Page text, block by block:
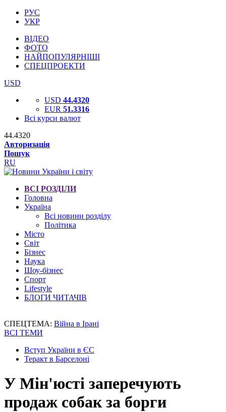
РУС
УКР
ВІДЕО
ФОТО
НАЙПОПУЛЯРНІШІ
СПЕЦПРОЕКТИ
USD
USD 44.4320
EUR 51.3316
Всі курси валют
44.4320
Авторизація
Пошук
RU
ВСІ РОЗДІЛИ
Головна
Україна
Всі новини розділу
Політика
Місто
Світ
Бізнес
Наука
Шоу-бізнес
Спорт
Lifestyle
БЛОГИ ЧИТАЧІВ
СПЕЦТЕМА: Війна в Ірані
ВСІ ТЕМИ
Вступ України в ЄС
Теракт в Барселоні
У Мін'юсті заперечують
продаж собак за борги